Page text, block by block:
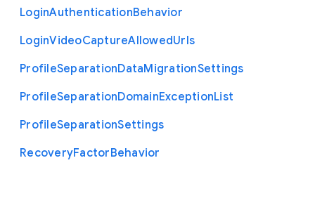
LoginAuthenticationBehavior
LoginVideoCaptureAllowedUrls
ProfileSeparationDataMigrationSettings
ProfileSeparationDomainExceptionList
ProfileSeparationSettings
RecoveryFactorBehavior